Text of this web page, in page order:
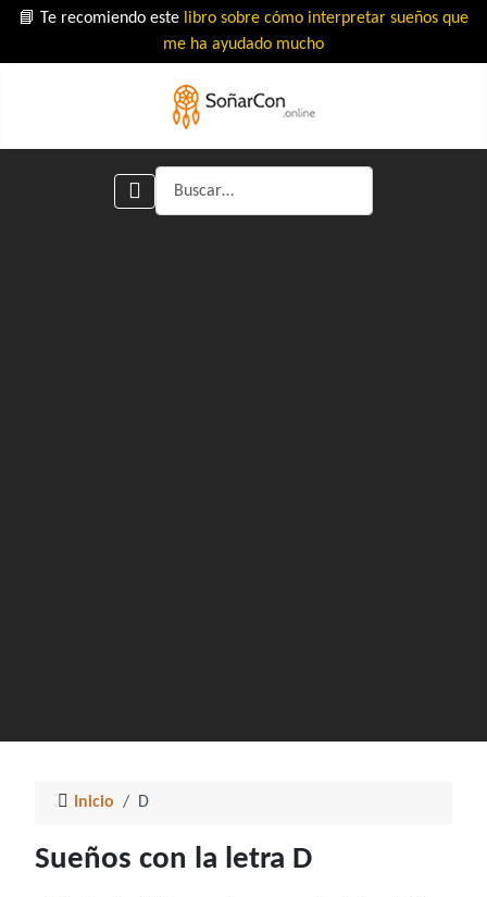
📘 Te recomiendo este libro sobre cómo interpretar sueños que
me ha ayudado mucho
Buscar
Inicio D
Sueños con la letra D